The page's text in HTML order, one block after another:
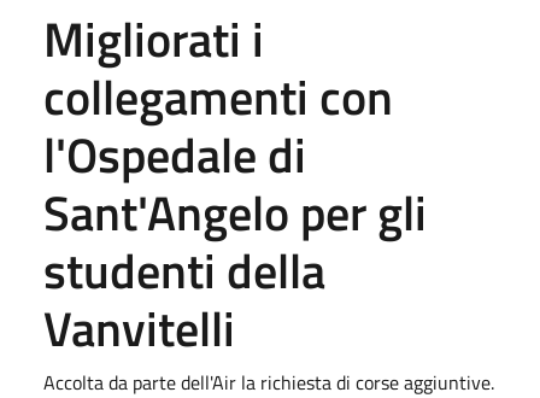
Migliorati i
collegamenti con
l'Ospedale di
Sant'Angelo per gli
studenti della
Vanvitelli
Accolta da parte dell'Air la richiesta di corse aggiuntive.